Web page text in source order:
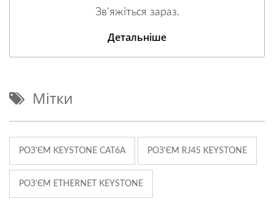
Зв'яжіться зараз.
Детальніше
Мітки
РОЗ'ЄМ KEYSTONE CAT6A РОЗ'ЄМ RJ45 KEYSTONE
РОЗ'ЄМ ETHERNET KEYSTONE